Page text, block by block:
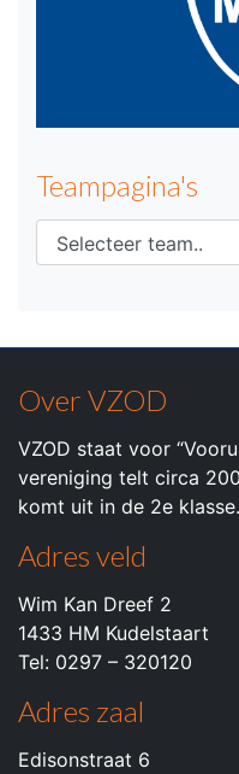
Teampagina's
Over VZOD
VZOD staat voor
vereniging telt circa
komt uit in de 2e klasse.
Adres veld
Wim Kan Dreef 2
1433 HM Kudelstaart
Tel: 0297 – 320120
Adres zaal
Edisonstraat 6